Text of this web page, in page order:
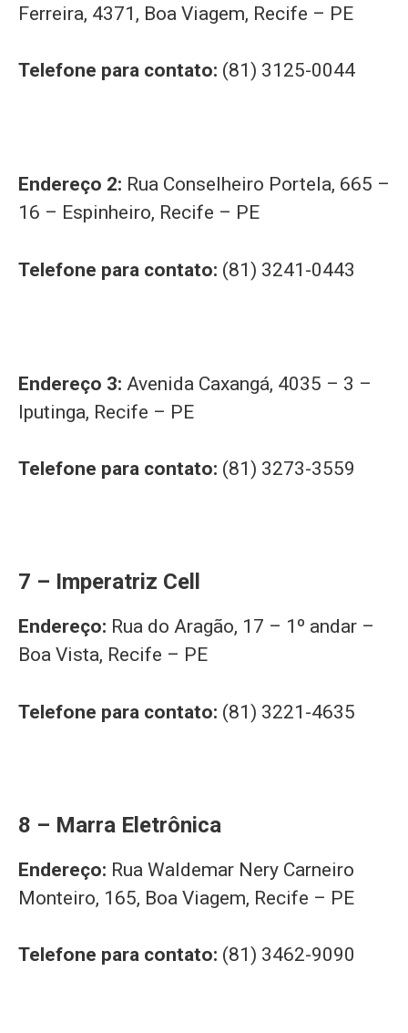
Ferreira, 4371, Boa Viagem, Recife – PE
Telefone para contato: (81) 3125-0044
Endereço 2: Rua Conselheiro Portela, 665 –
16 – Espinheiro, Recife – PE
Telefone para contato: (81) 3241-0443
Endereço 3: Avenida Caxangá, 4035 – 3 –
Iputinga, Recife – PE
Telefone para contato: (81) 3273-3559
7 – Imperatriz Cell
Endereço: Rua do Aragão, 17 – 1º andar –
Boa Vista, Recife – PE
Telefone para contato: (81) 3221-4635
8 – Marra Eletrônica
Endereço: Rua Waldemar Nery Carneiro
Monteiro, 165, Boa Viagem, Recife – PE
Telefone para contato: (81) 3462-9090